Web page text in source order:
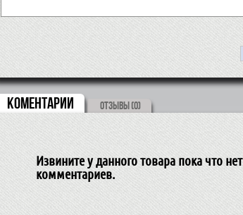
КОМЕНТАРИИ ОТЗЫВЫ (0)
Извините у данного товара пока что нет
комментариев.